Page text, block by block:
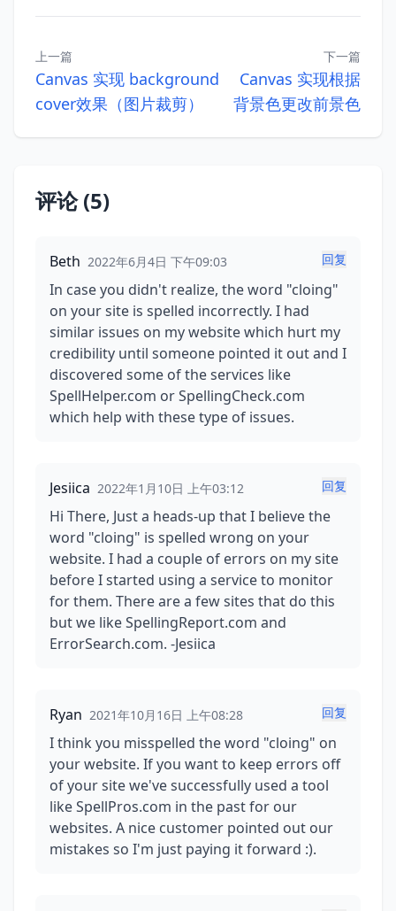
上一篇
Canvas 实现 background
cover效果（图片裁剪）
下一篇
Canvas 实现根据
背景色更改前景色
评论 (5)
Beth 2022年6月4日 下午09:03 回复
In case you didn't realize, the word "cloing"
on your site is spelled incorrectly. I had
similar issues on my website which hurt my
credibility until someone pointed it out and I
discovered some of the services like
SpellHelper.com or SpellingCheck.com
which help with these type of issues.
Jesiica 2022年1月10日 上午03:12 回复
Hi There, Just a heads-up that I believe the
word "cloing" is spelled wrong on your
website. I had a couple of errors on my site
before I started using a service to monitor
for them. There are a few sites that do this
but we like SpellingReport.com and
ErrorSearch.com. -Jesiica
Ryan 2021年10月16日 上午08:28 回复
I think you misspelled the word "cloing" on
your website. If you want to keep errors off
of your site we've successfully used a tool
like SpellPros.com in the past for our
websites. A nice customer pointed out our
mistakes so I'm just paying it forward :).